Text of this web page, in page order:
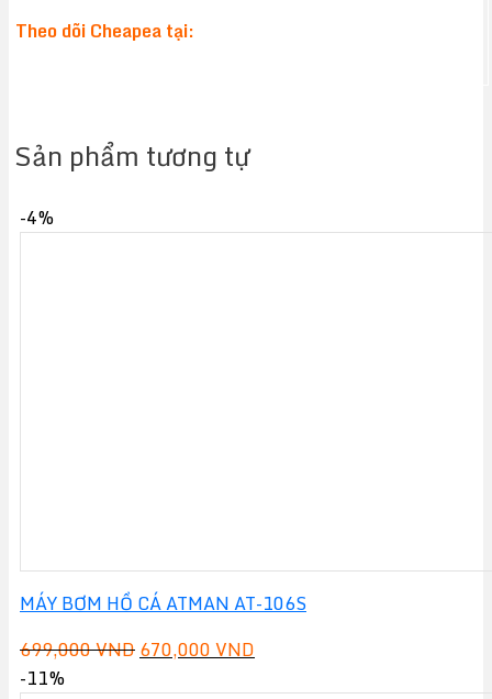
Theo dõi Cheapea tại:
Sản phẩm tương tự
-4%
MÁY BƠM HỒ CÁ ATMAN AT-106S
699,000VNDGiá
670,000VND
-11%